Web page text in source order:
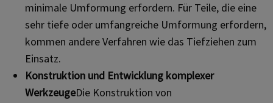
minimale Umformung erfordern. Für Teile, die eine
sehr tiefe oder umfangreiche Umformung erfordern,
kommen andere Verfahren wie das Tiefziehen zum
Einsatz.
Konstruktion und Entwicklung komplexer
WerkzeugeDie Konstruktion von